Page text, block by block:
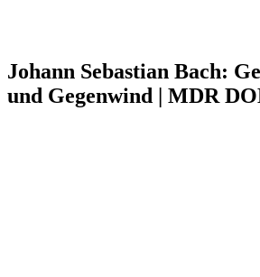
Johann Sebastian Bach:
und Gegenwind | MDR